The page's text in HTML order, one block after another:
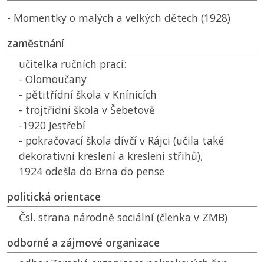
- Momentky o malých a velkých dětech (1928)
zaměstnání
učitelka ručních prací:
- Olomoučany
- pětitřídní škola v Knínicích
- trojtřídní škola v Šebetově
-1920 Jestřebí
- pokračovací škola dívčí v Rájci (učila také
dekorativní kreslení a kreslení střihů),
1924 odešla do Brna do pense
politická orientace
Čsl. strana národně sociální (členka v ZMB)
odborné a zájmové organizace